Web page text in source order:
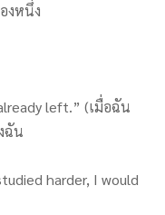
งหนึ่ง
left.” (เมื่อฉัน
ฉัน
harder, I would